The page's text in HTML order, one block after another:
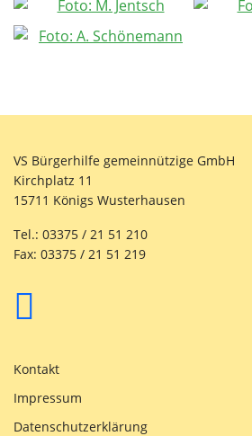
VS Bürgerhilfe gemeinnützige GmbH
Kirchplatz 11
15711 Königs Wusterhausen
Tel.: 03375 / 21 51 210
Fax: 03375 / 21 51 219
Kontakt
Impressum
Datenschutzerklärung